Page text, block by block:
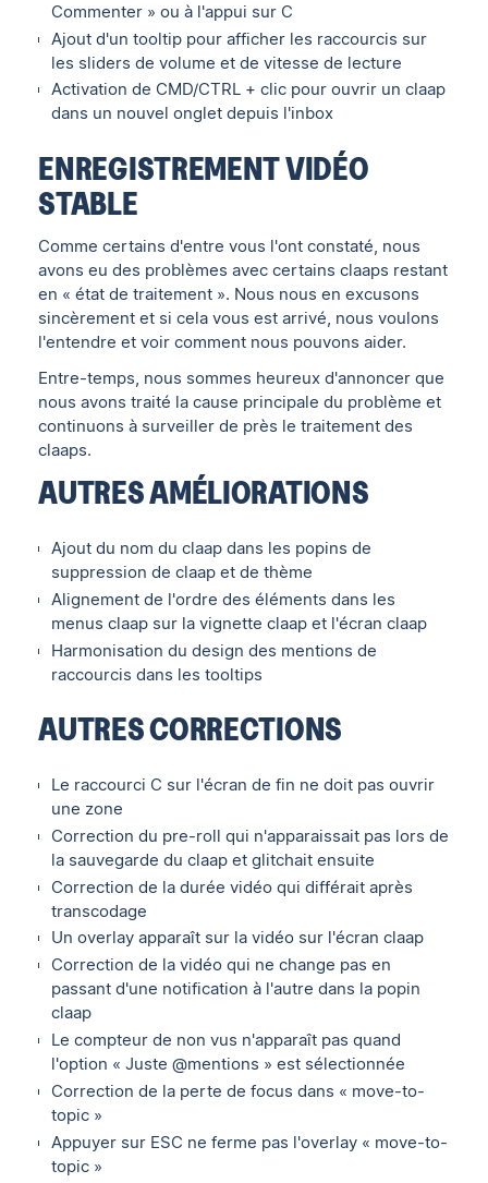
Commenter » ou à l'appui sur C
Ajout d'un tooltip pour afficher les raccourcis sur
les sliders de volume et de vitesse de lecture
Activation de CMD/CTRL + clic pour ouvrir un claap
dans un nouvel onglet depuis l'inbox
ENREGISTREMENT VIDÉO
STABLE
Comme certains d'entre vous l'ont constaté, nous
avons eu des problèmes avec certains claaps restant
en « état de traitement ». Nous nous en excusons
sincèrement et si cela vous est arrivé, nous voulons
l'entendre et voir comment nous pouvons aider.
Entre-temps, nous sommes heureux d'annoncer que
nous avons traité la cause principale du problème et
continuons à surveiller de près le traitement des
claaps.
AUTRES AMÉLIORATIONS
Ajout du nom du claap dans les popins de
suppression de claap et de thème
Alignement de l'ordre des éléments dans les
menus claap sur la vignette claap et l'écran claap
Harmonisation du design des mentions de
raccourcis dans les tooltips
AUTRES CORRECTIONS
Le raccourci C sur l'écran de fin ne doit pas ouvrir
une zone
Correction du pre-roll qui n'apparaissait pas lors de
la sauvegarde du claap et glitchait ensuite
Correction de la durée vidéo qui différait après
transcodage
Un overlay apparaît sur la vidéo sur l'écran claap
Correction de la vidéo qui ne change pas en
passant d'une notification à l'autre dans la popin
claap
Le compteur de non vus n'apparaît pas quand
l'option « Juste @mentions » est sélectionnée
Correction de la perte de focus dans « move-to-
topic »
Appuyer sur ESC ne ferme pas l'overlay « move-to-
topic »